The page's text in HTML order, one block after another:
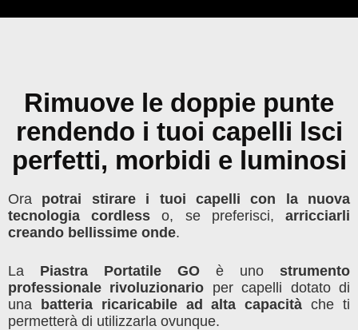
Rimuove le doppie punte
rendendo i tuoi capelli lsci
perfetti, morbidi e luminosi
Ora potrai stirare i tuoi capelli con la nuova
tecnologia cordless o, se preferisci,arricciarli
creando bellissime onde.
La Piastra Portatile GO è uno strumento
professionale rivoluzionario per capelli dotato di
una
batteria ricaricabile ad alta capacità che ti
permetterà di utilizzarla ovunque.